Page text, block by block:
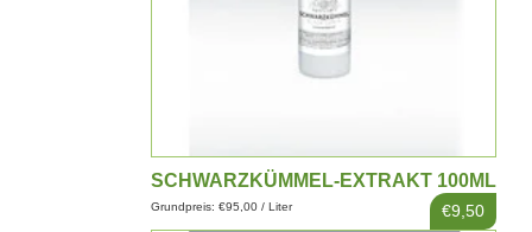
SCHWARZKÜMMEL-EXTRAKT 100ML
€9,50
Grundpreis: €95,00 / Liter